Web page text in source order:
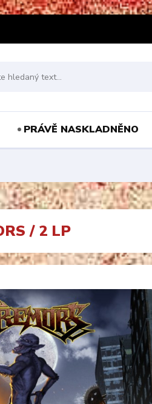
PRÁVĚ NASKLADNĚNO
/ 2 LP